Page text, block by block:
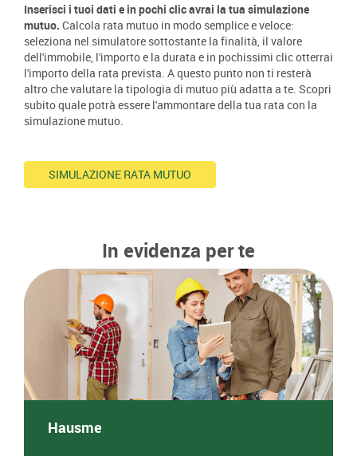
Inserisci i tuoi dati e in pochi clic avrai la tua simulazione
mutuo. Calcola rata mutuo in modo semplice e veloce:
seleziona nel simulatore sottostante la finalità, il valore
dell'immobile, l'importo e la durata e in pochissimi clic otterrai
l'importo della rata prevista. A questo punto non ti resterà
altro che valutare la tipologia di mutuo più adatta a te. Scopri
subito quale potrà essere l'ammontare della tua rata con la
simulazione mutuo.
SIMULAZIONE RATA MUTUO
In evidenza per te
Hausme